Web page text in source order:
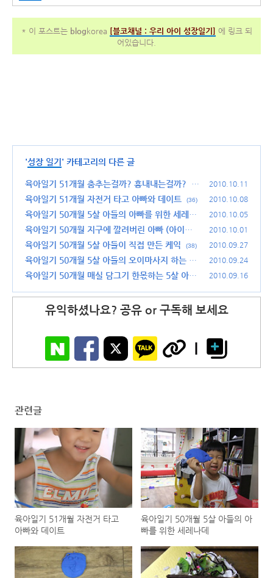
* 이 포스트는 blogkorea [블코채널 : 우리 아이 성장일기] 에 링크 되
어있습니다.
'성장 일기' 카테고리의 다른 글
육아일기 51개월 춤추는걸까? 흉내내는걸까?
(3
2)
2010.10.11
육아일기 51개월 자전거 타고 아빠와 데이트 (36) 2010.10.08
육아일기 50개월 5살 아들의 아빠를 위한 세레나
데
(42)
2010.10.05
육아일기 50개월 지구에 깔려버린 아빠 (아이클
레이 놀이)
(37)
2010.10.01
육아일기 50개월 5살 아들이 직접 만든 케익 (38) 2010.09.27
육아일기 50개월 5살 아들의 오이마사지 하는 법
(38)
2010.09.24
육아일기 50개월 매실 담그기 한몫하는 5살 아들 2010.09.16
유익하셨나요? 공유 or 구독해 보세요
관련글
육아일기 51개월 자전거 타고
아빠와 데이트
육아일기 50개월 5살 아들의 아
빠를 위한 세레나데